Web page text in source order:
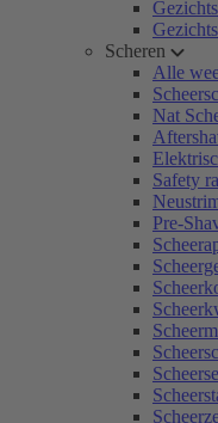
Scheren
Alle
Nat
Safety
Pre-